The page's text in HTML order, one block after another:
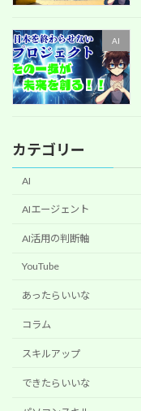
AI
カテゴリー
AI
AIエージェント
AI活用の判断軸
YouTube
あったらいいな
コラム
スキルアップ
できたらいいな